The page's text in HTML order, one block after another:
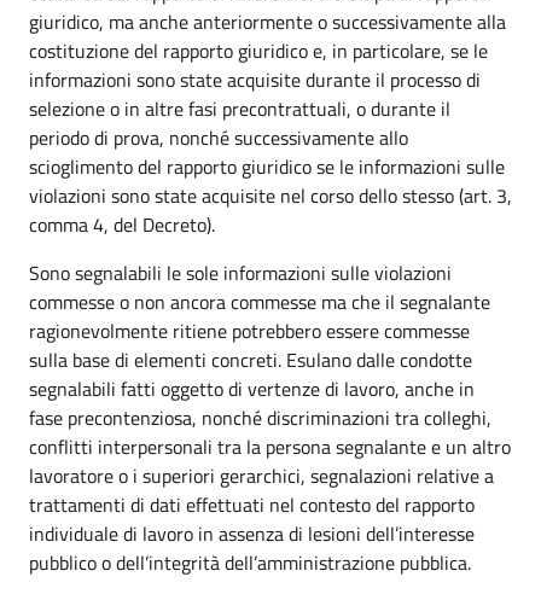
giuridico, ma anche anteriormente o successivamente alla
costituzione del rapporto giuridico e, in particolare, se le
informazioni sono state acquisite durante il processo di
selezione o in altre fasi precontrattuali, o durante il
periodo di prova, nonché successivamente allo
scioglimento del rapporto giuridico se le informazioni sulle
violazioni sono state acquisite nel corso dello stesso (art. 3,
comma 4, del Decreto).
Sono segnalabili le sole informazioni sulle violazioni
commesse o non ancora commesse ma che il segnalante
ragionevolmente ritiene potrebbero essere commesse
sulla base di elementi concreti. Esulano dalle condotte
segnalabili fatti oggetto di vertenze di lavoro, anche in
fase precontenziosa, nonché discriminazioni tra colleghi,
conflitti interpersonali tra la persona segnalante e un altro
lavoratore o i superiori gerarchici, segnalazioni relative a
trattamenti di dati effettuati nel contesto del rapporto
individuale di lavoro in assenza di lesioni dell’interesse
pubblico o dell’integrità dell’amministrazione pubblica.